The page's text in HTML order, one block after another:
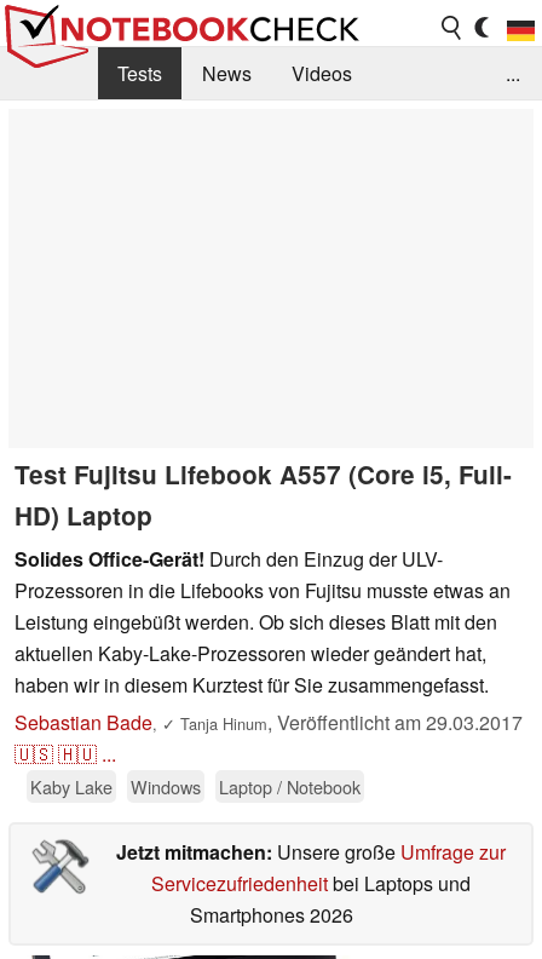
Tests News
Videos
...
Test Fujitsu Lifebook A557 (Core i5, Full-
HD) Laptop
Solides Office-Gerät! Durch den Einzug der ULV-
Prozessoren in die Lifebooks von Fujitsu musste etwas an
Leistung eingebüßt werden. Ob sich dieses Blatt mit den
aktuellen Kaby-Lake-Prozessoren wieder geändert hat,
haben wir in diesem Kurztest für Sie zusammengefasst.
Sebastian Bade, ✓ Tanja Hinum, Veröffentlicht am29.03.2017
🇺🇸🇭🇺 ...
Kaby Lake Windows Laptop / Notebook
Jetzt mitmachen: Unsere große Umfrage zur
Servicezufriedenheitbei Laptops und
Smartphones 2026